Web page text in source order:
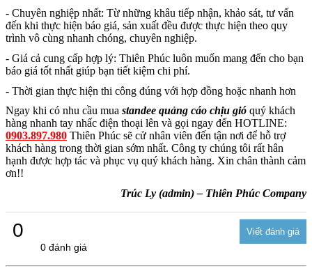
- Chuyên nghiệp nhất: Từ những khâu tiếp nhận, khảo sát, tư vấn
đến khi thực hiện báo giá, sản xuất đều được thực hiện theo quy
trình vô cùng nhanh chóng, chuyên nghiệp.
- Giá cả cung cấp hợp lý: Thiên Phúc luôn muốn mang đến cho bạn
báo giá tốt nhất giúp bạn tiết kiệm chi phí.
- Thời gian thực hiện thi công đúng với hợp đồng hoặc nhanh hơn
Ngay khi có nhu cầu mua standee quảng cáo chịu gió quý khách
hàng nhanh tay nhấc điện thoại lên và gọi ngay đến HOTLINE:
0903.897.980 Thiên Phúc sẽ cử nhân viên đến tận nơi để hỗ trợ
khách hàng trong thời gian sớm nhất. Công ty chúng tôi rất hân
hạnh được hợp tác và phục vụ quý khách hàng. Xin chân thành cảm
ơn!!
Trúc Ly (admin) – Thiên Phúc Company
0
0 đánh giá